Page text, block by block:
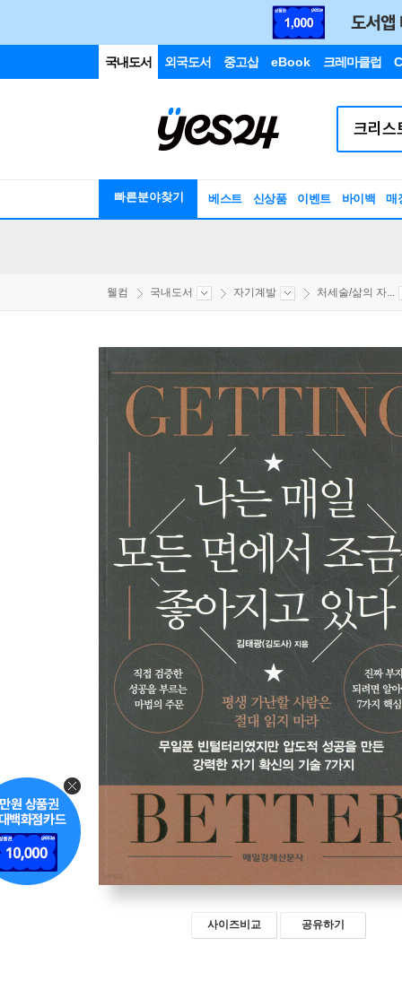
국내도서 외국도서 중고샵 eBook 크레마클럽
빠른분야찾기 베스트 신상품 이벤트 바이백 매
웰컴 국내도서 자기계발 처세술/삶의 자...
사이즈비교 공유하기